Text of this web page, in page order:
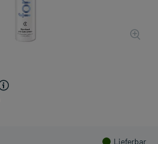
Lieferbar